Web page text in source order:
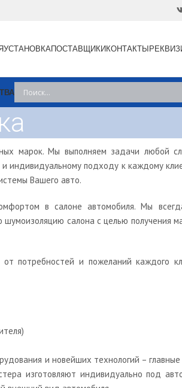
УСТАНОВКАПОСТАВЩИКИКОНТАКТЫ
марок. Мы выполняем задачи любой
индивидуальному подходу к каждому
Вашего авто.
в салоне автомобиля. Мы
салона с целью получения
потребностей и пожеланий каждого
и новейших технологий –
изготовляют индивидуально под